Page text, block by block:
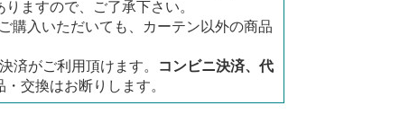
ますので、ご了承下さい。
購入いただいても、カーテン以外の商品
決済がご利用頂けます。
コンビニ決済、代
交換はお断りします。